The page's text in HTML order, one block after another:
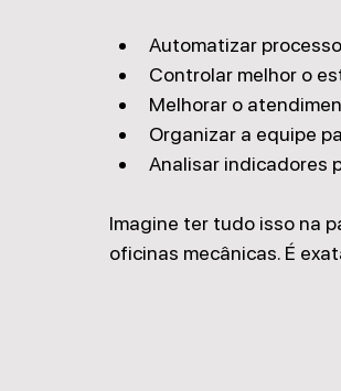
Automatizar
Controlar melhor o
Melhorar o
Organizar a equipe
Analisar indicadores
Imagine ter tudo isso na
oficinas mecânicas. É